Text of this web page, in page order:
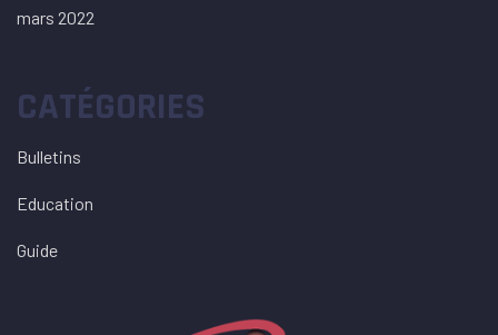
mars 2022
CATÉGORIES
Bulletins
Education
Guide